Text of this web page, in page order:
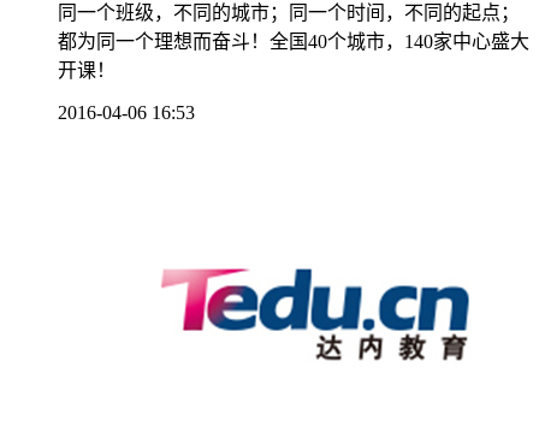
同一个班级，不同的城市；同一个时间，不同的起点；
都为同一个理想而奋斗！全国40个城市，140家中心盛大
开课！
2016-04-06 16:53